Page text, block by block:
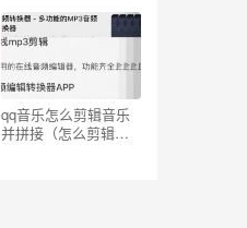
qq音乐怎么剪辑音乐
并拼接（怎么剪辑音